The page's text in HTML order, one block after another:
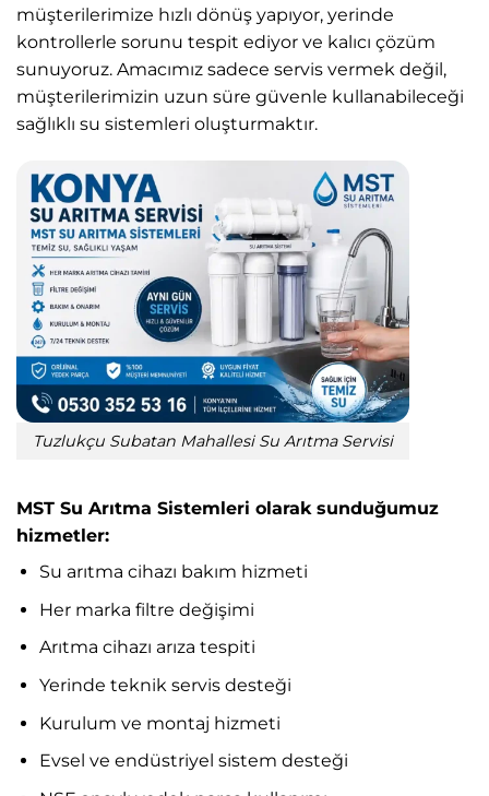
müşterilerimize hızlı dönüş yapıyor, yerinde
kontrollerle sorunu tespit ediyor ve kalıcı çözüm
sunuyoruz. Amacımız sadece servis vermek değil,
müşterilerimizin uzun süre güvenle kullanabileceği
sağlıklı su sistemleri oluşturmaktır.
Tuzlukçu Subatan Mahallesi Su Arıtma Servisi
MST Su Arıtma Sistemleri olarak sunduğumuz
hizmetler:
Su arıtma cihazı bakım hizmeti
Her marka filtre değişimi
Arıtma cihazı arıza tespiti
Yerinde teknik servis desteği
Kurulum ve montaj hizmeti
Evsel ve endüstriyel sistem desteği